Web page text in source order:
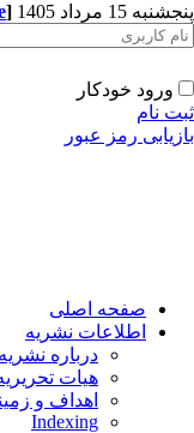
15 مرداد 1405 ]
ورود خودکار
نام
رمز عبور
صفحه اصلی
اطلاعات نشریه
درباره نشریه
هیات تحریریه
اهداف و
Indexing